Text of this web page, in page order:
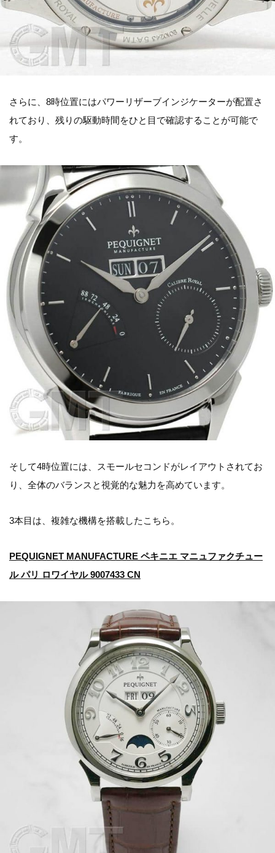
さらに、8時位置にはパワーリザーブインジケーターが配置さ
れており、残りの駆動時間をひと目で確認することが可能で
す。
そして4時位置には、スモールセコンドがレイアウトされてお
り、全体のバランスと視覚的な魅力を高めています。
3本目は、複雑な機構を搭載したこちら。
PEQUIGNET MANUFACTURE ペキニエ マニュファクチュー
ル パリ ロワイヤル 9007433 CN